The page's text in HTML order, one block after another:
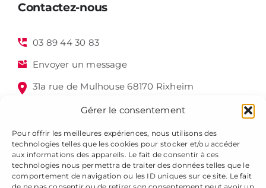
Gérer le consentement
Pour offrir les meilleures expériences, nous utilisons des
technologies telles que les cookies pour stocker et/ou accéder
aux informations des appareils. Le fait de consentir à ces
technologies nous permettra de traiter des données telles que le
comportement de navigation ou les ID uniques sur ce site. Le fait
Contactez-nous
03 89 44 30 83
Envoyer un message
31a rue de Mulhouse 68170 Rixheim